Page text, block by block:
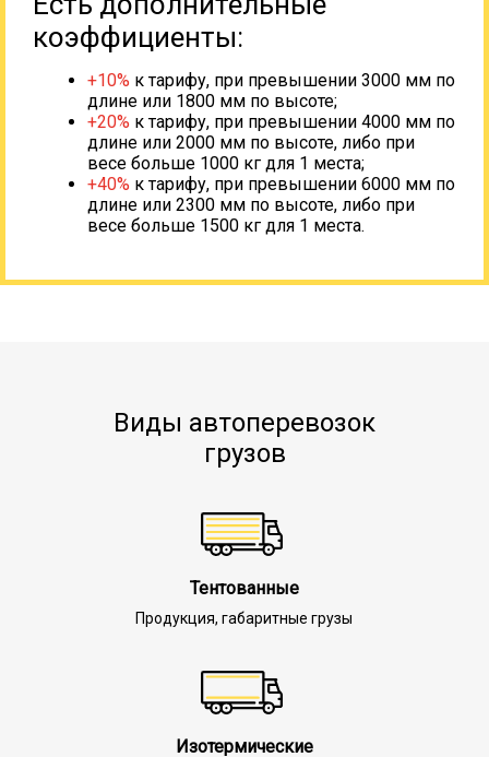
коэффициенты:
+10% к тарифу, при превышении 3000 мм по
длине или 1800 мм по высоте;
+20% к тарифу, при превышении 4000 мм по
длине или 2000 мм по высоте, либо при
весе больше 1000 кг для 1 места;
+40% к тарифу, при превышении 6000 мм по
длине или 2300 мм по высоте, либо при
весе больше 1500 кг для 1 места.
Виды автоперевозок
грузов
Тентованные
Продукция, габаритные грузы
Изотермические